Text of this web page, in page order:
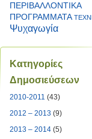
ΠΕΡΙΒΑΛΛΟΝΤΙΚΑ
ΠΡΟΓΡΑΜΜΑΤΑ
Ψυχαγωγία
Κατηγορίες
Δημοσιεύσεων
2010-2011 (43)
2012 – 2013 (9)
2013 – 2014 (5)